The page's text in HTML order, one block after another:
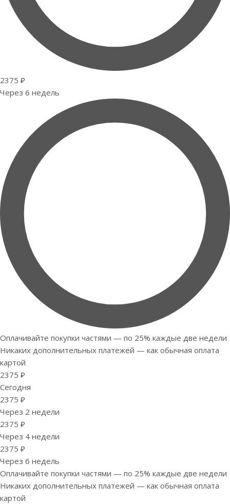
2375 ₽
Через 6 недель
Оплачивайте покупки частями — по 25% каждые две недели
Никаких дополнительных платежей — как обычная оплата
картой
2375 ₽
Сегодня
2375 ₽
Через 2 недели
2375 ₽
Через 4 недели
2375 ₽
Через 6 недель
Оплачивайте покупки частями — по 25% каждые две недели
Никаких дополнительных платежей — как обычная оплата
картой